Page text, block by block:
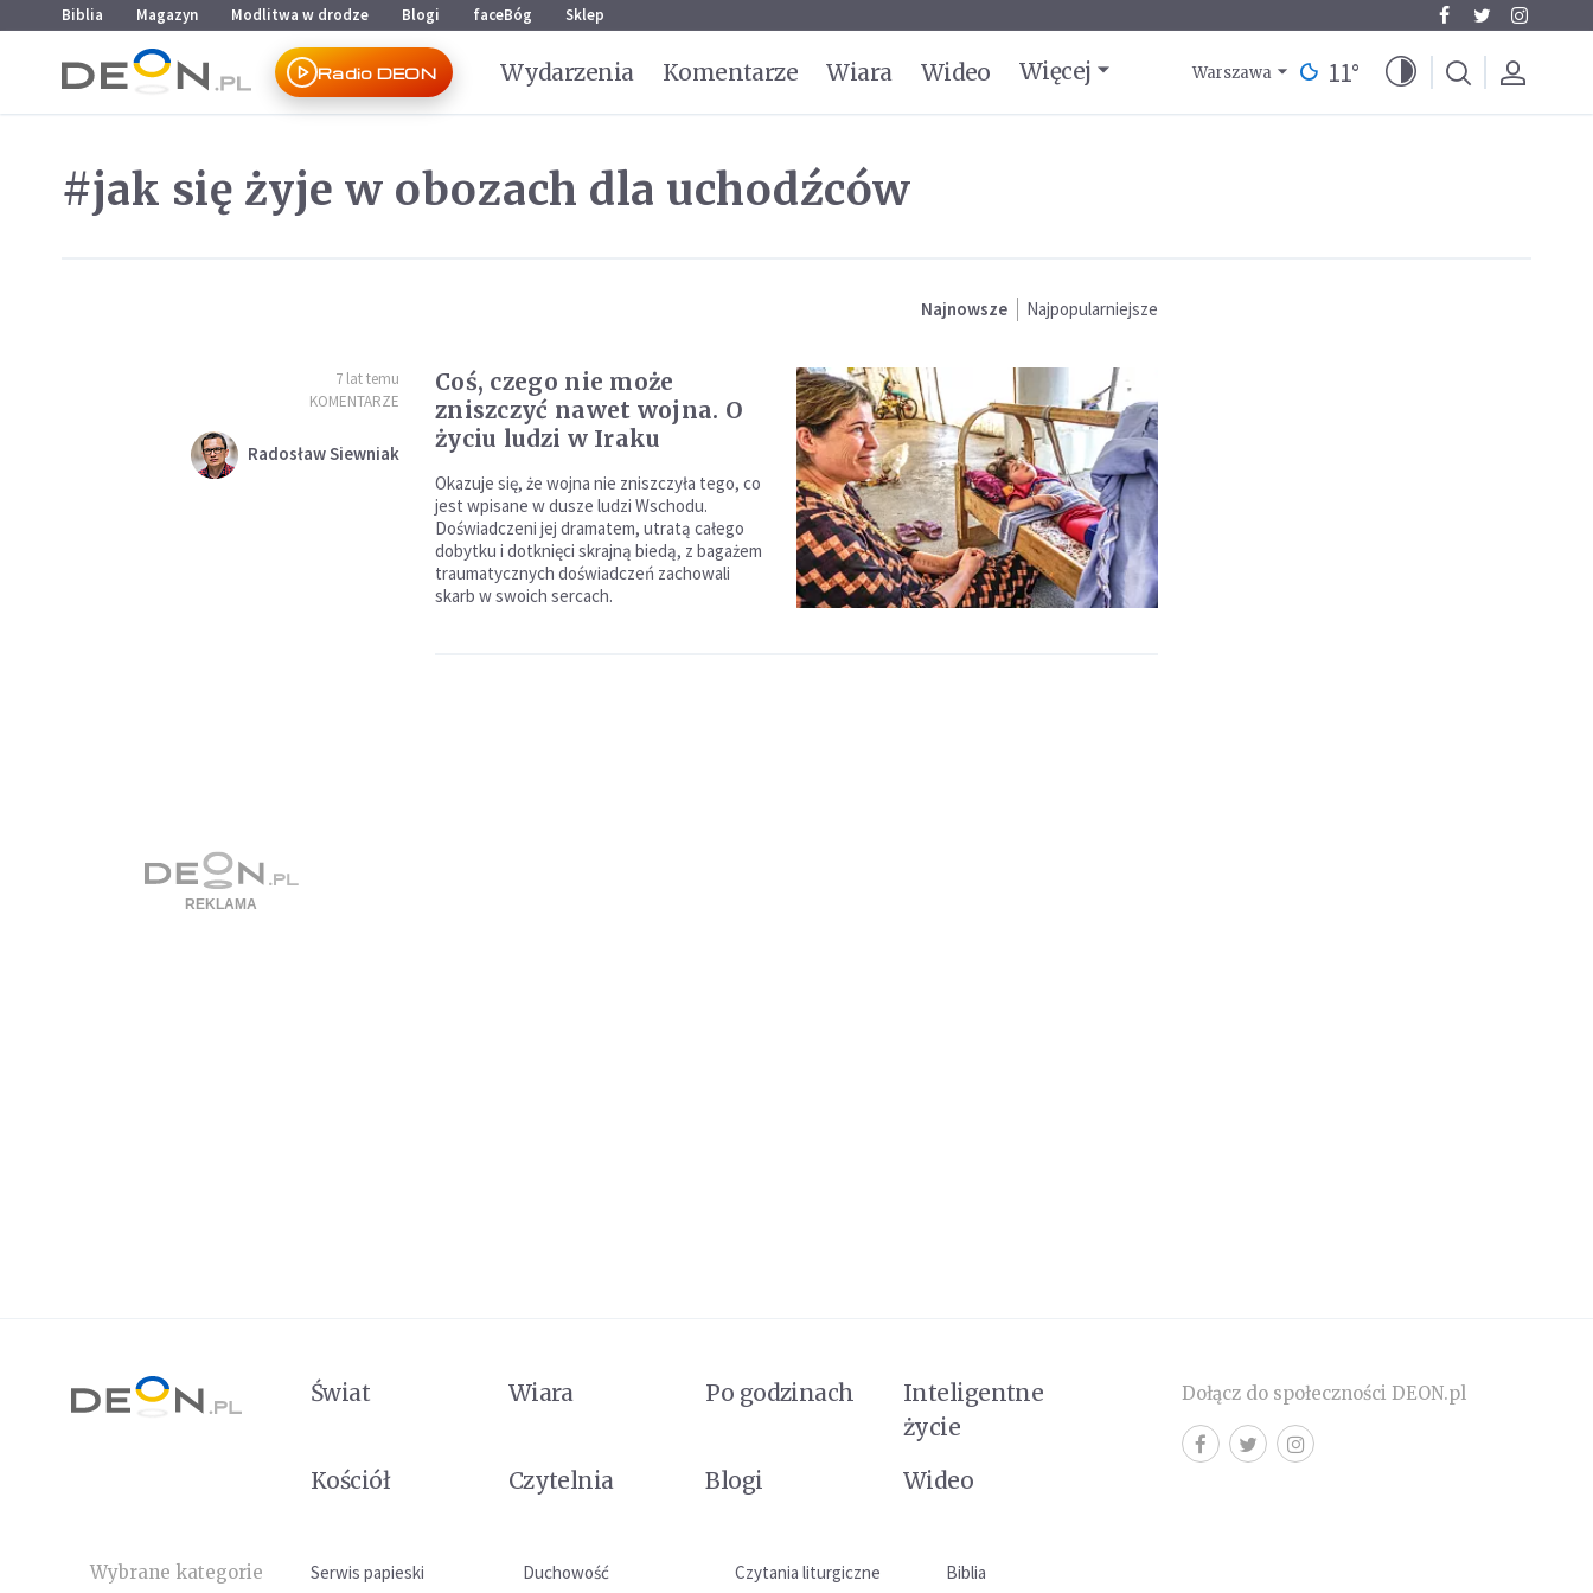
Przejdź do menu głównego
Przejdź do treści
Biblia Magazyn Modlitwa w drodze Blogi faceBóg Sklep
Radio DEON Wydarzenia Komentarze Wiara Wideo Więcej Warszawa 11°
#jak się żyje w obozach dla uchodźców
Najnowsze Najpopularniejsze
7 lat temu
KOMENTARZE
Radosław Siewniak
Coś, czego nie może
zniszczyć nawet wojna. O
życiu ludzi w Iraku
Okazuje się, że wojna nie zniszczyła tego, co
jest wpisane w dusze ludzi Wschodu.
Doświadczeni jej dramatem, utratą całego
dobytku i dotknięci skrajną biedą, z bagażem
traumatycznych doświadczeń zachowali
skarb w swoich sercach.
Świat Wiara Po godzinach
Inteligentne
życie
Kościół
Czytelnia Blogi Wideo
Wybrane kategorie Serwis papieski Duchowość Czytania liturgiczne Biblia
Dołącz do społeczności DEON.pl